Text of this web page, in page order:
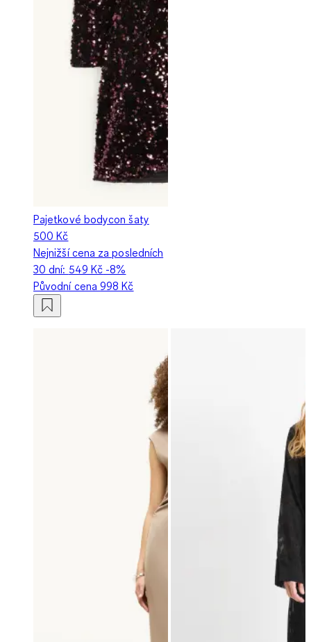
Pajetkové bodycon šaty
500 Kč
Nejnižší cena za posledních
30 dní: 549 Kč -8%
Původní cena998 Kč